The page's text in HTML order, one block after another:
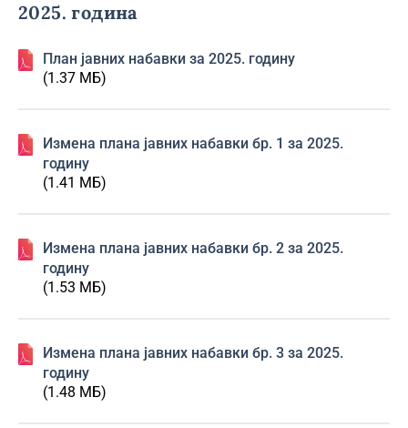
2025. година
План јавних набавки за 2025. годину
(1.37 МБ)
Изменa плана јавних набавки бр. 1 за 2025.
годину
(1.41 МБ)
Изменa плана јавних набавки бр. 2 за 2025.
годину
(1.53 МБ)
Изменa плана јавних набавки бр. 3 за 2025.
годину
(1.48 МБ)